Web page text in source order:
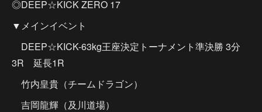
◎DEEP☆KICK ZERO 17
▼メインイベント
DEEP☆KICK-63kg王座決定トーナメント準決勝 3分
3R 延長1R
竹内皇貴（チームドラゴン）
吉岡龍輝（及川道場）